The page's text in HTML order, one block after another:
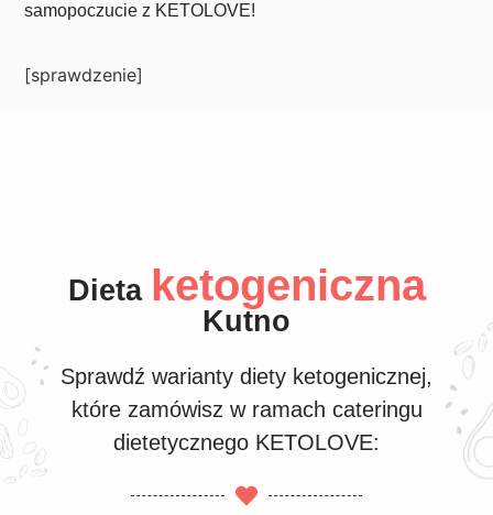
samopoczucie z KETOLOVE!
[sprawdzenie]
Dieta ketogeniczna
Kutno
Sprawdź warianty diety ketogenicznej,
które zamówisz w ramach cateringu
dietetycznego KETOLOVE: